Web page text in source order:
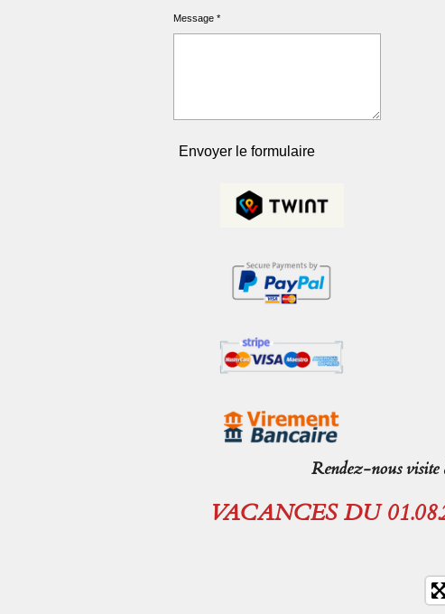
Message *
Envoyer le formulaire
Rendez-nous
VACANCES DU